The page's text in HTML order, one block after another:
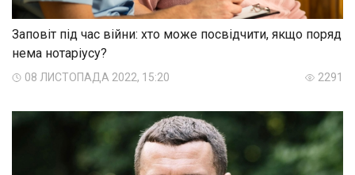
Заповіт під час війни: хто може посвідчити, якщо поряд
нема нотаріусу?
08 ЛИСТОПАДА 2022, 15:20 2291